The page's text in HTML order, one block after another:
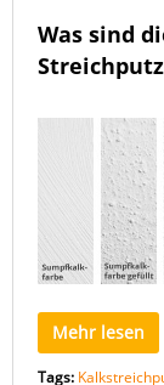
Was sind
Mehr lesen
Tags: